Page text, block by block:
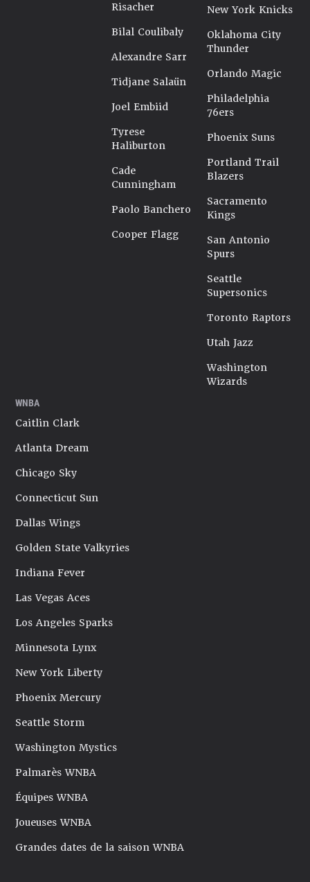
Risacher
Bilal Coulibaly
Alexandre Sarr
Tidjane Salaün
Joel Embiid
Tyrese
Haliburton
Cade
Cunningham
Paolo Banchero
Cooper Flagg
New York Knicks
Oklahoma City
Thunder
Orlando Magic
Philadelphia
76ers
Phoenix Suns
Portland Trail
Blazers
Sacramento
Kings
San Antonio
Spurs
Seattle
Supersonics
Toronto Raptors
Utah Jazz
Washington
Wizards
WNBA
Caitlin Clark
Atlanta Dream
Chicago Sky
Connecticut Sun
Dallas Wings
Golden State Valkyries
Indiana Fever
Las Vegas Aces
Los Angeles Sparks
Minnesota Lynx
New York Liberty
Phoenix Mercury
Seattle Storm
Washington Mystics
Palmarès WNBA
Équipes WNBA
Joueuses WNBA
Grandes dates de la saison WNBA